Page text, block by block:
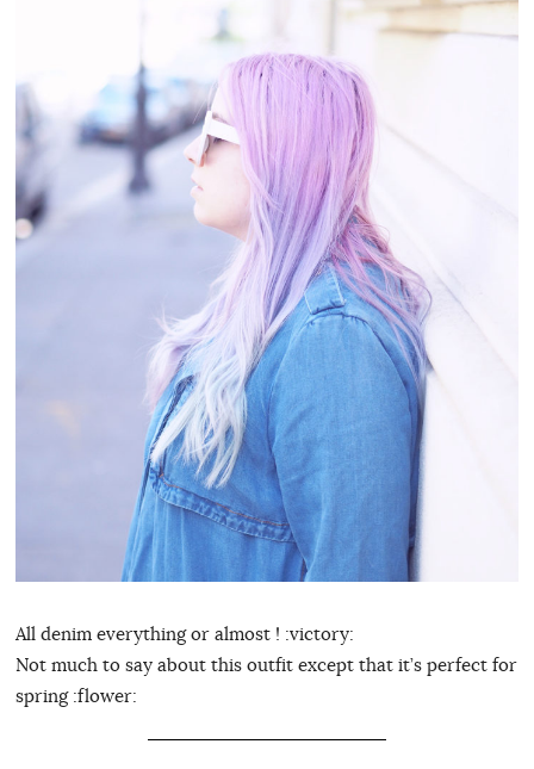
All denim everything or almost ! :victory:
Not much to say about this outfit except that it’s perfect for
spring :flower: